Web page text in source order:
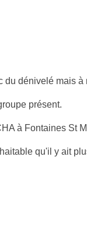
du dénivelé mais à
présent.
à Fontaines St
qu'il y ait